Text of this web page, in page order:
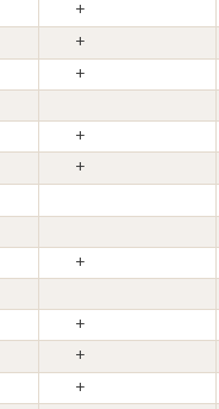
+
+
+
+
+
+
+
+
+